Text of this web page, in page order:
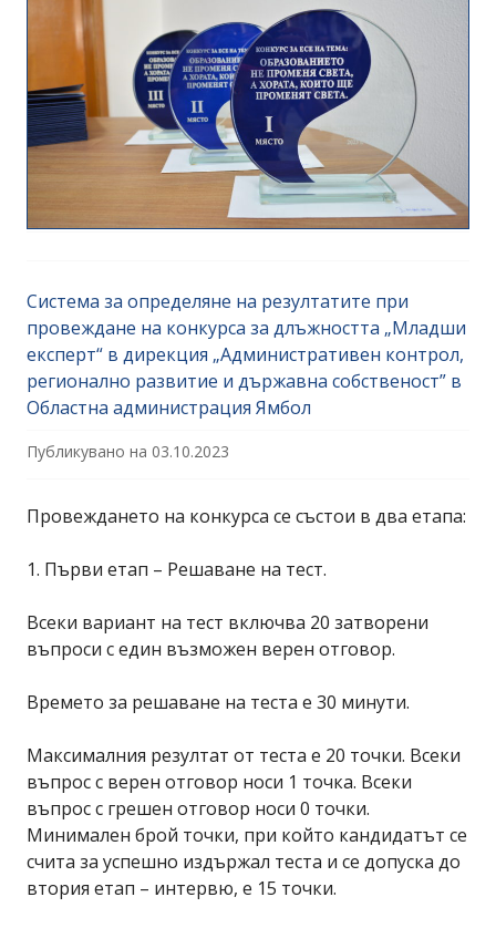
Система за определяне на резултатите при
провеждане на конкурса за длъжността „Младши
експерт“ в дирекция „Административен контрол,
регионално развитие и държавна собственост” в
Областна администрация Ямбол
Публикувано на 03.10.2023
Провеждането на конкурса се състои в два етапа:
1. Първи етап – Решаване на тест.
Всеки вариант на тест включва 20 затворени
въпроси с един възможен верен отговор.
Времето за решаване на теста е 30 минути.
Максималния резултат от теста е 20 точки. Всеки
въпрос с верен отговор носи 1 точка. Всеки
въпрос с грешен отговор носи 0 точки.
Минимален брой точки, при който кандидатът се
счита за успешно издържал теста и се допуска до
втория етап – интервю, е 15 точки.